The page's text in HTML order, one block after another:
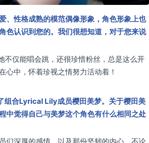
性格成熟的模范偶像形象，角色形象上也
色认识到您的。我们很想知道，对于您来说
不仅能唱会跳，还很珍惜粉丝，总是这么开
心中，怀着珍视之情努力活动着！
合Lyrical Lily成员樱田美梦。关于樱田美
中觉得自己与美梦这个角色有什么相同之处
们深厚的感情，以及那份坚韧的内心，不论